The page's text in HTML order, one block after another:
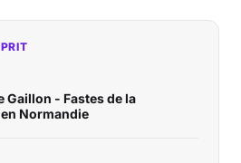
Gaillon - Fastes de la
Normandie